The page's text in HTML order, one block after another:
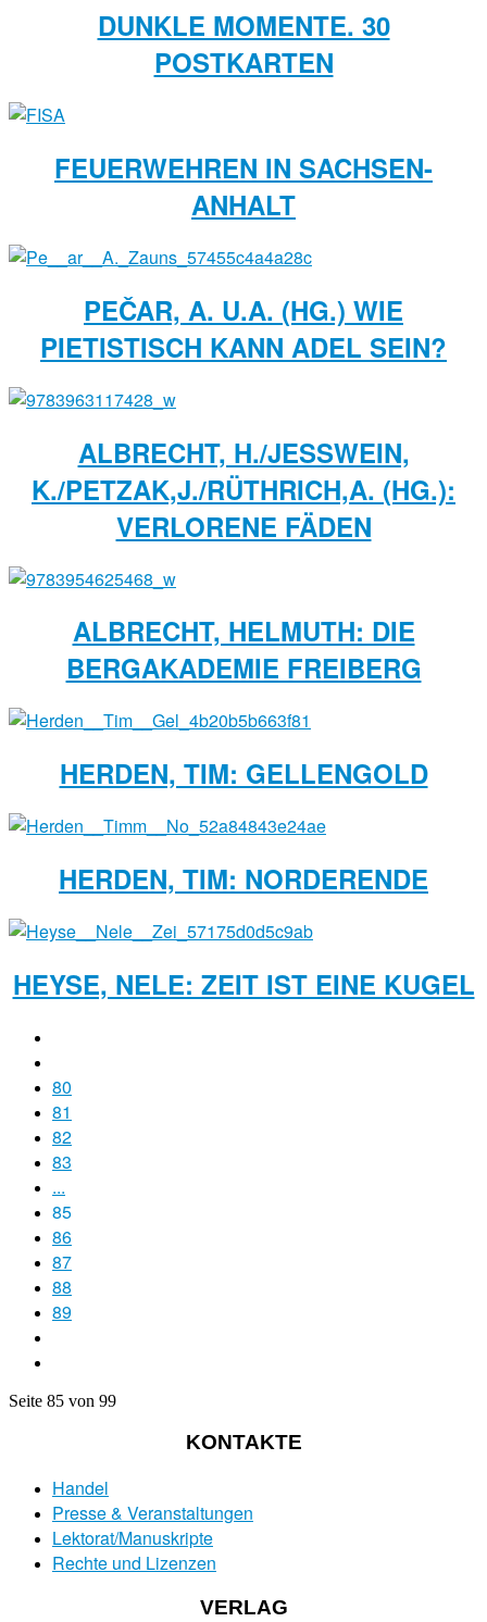
DUNKLE MOMENTE. 30
POSTKARTEN
FEUERWEHREN IN SACHSEN-
ANHALT
PEČAR, A. U.A. (HG.) WIE
PIETISTISCH KANN ADEL SEIN?
ALBRECHT, H./JESSWEIN,
K./PETZAK,J./RÜTHRICH,A. (HG.):
VERLORENE FÄDEN
ALBRECHT, HELMUTH: DIE
BERGAKADEMIE FREIBERG
HERDEN, TIM: GELLENGOLD
HERDEN, TIM: NORDERENDE
HEYSE, NELE: ZEIT IST EINE KUGEL
80
81
82
83
...
85
86
87
88
89
Seite 85 von 99
KONTAKTE
Handel
Presse & Veranstaltungen
Lektorat/Manuskripte
Rechte und Lizenzen
VERLAG